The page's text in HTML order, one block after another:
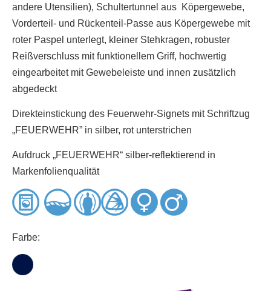
andere Utensilien), Schultertunnel aus Köpergewebe,
Vorderteil- und Rückenteil-Passe aus Köpergewebe mit
roter Paspel unterlegt, kleiner Stehkragen, robuster
Reißverschluss mit funktionellem Griff, hochwertig
eingearbeitet mit Gewebeleiste und innen zusätzlich
abgedeckt
Direkteinstickung des Feuerwehr-Signets mit Schriftzug
„FEUERWEHR” in silber, rot unterstrichen
Aufdruck „FEUERWEHR“ silber-reflektierend in
Markenfolienqualität
Farbe: